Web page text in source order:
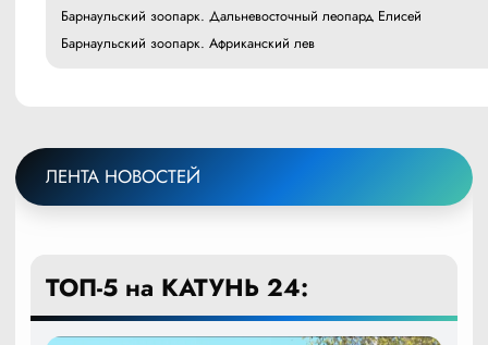
Барнаульский зоопарк. Дальневосточный леопард Елисей
Барнаульский зоопарк. Африканский лев
ЛЕНТА НОВОСТЕЙ
ТОП-5 на КАТУНЬ 24: